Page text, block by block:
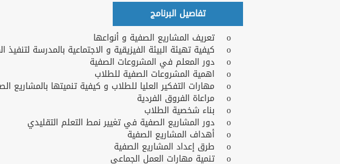
تفاصيل البرنامج
o تعريف المشاريع الصفية و أنواعها
o كيفية تهيئة البيئة الفيزيقية و الاجتماعية بالمدرسة لتنفيذ المشروعات الصفية
o دور المعلم في المشروعات الصفية
o اهمية المشروعات الصفية للطلاب
o مهارات التفكير العليا للطلاب و كيفية تنميتها بالمشاريع الصفية ؟
o مراعاة الفروق الفردية
o بناء شخصية الطلاب
o دور المشاريع الصفية في تغيير نمط التعلم التقليدي
o أهداف المشاريع الصفية
o طرق إعداد المشاريع الصفية
o تنمية مهارات العمل الجماعي